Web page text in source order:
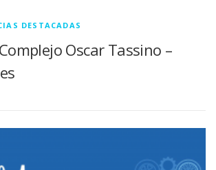
DESTACADAS
Oscar Tassino –